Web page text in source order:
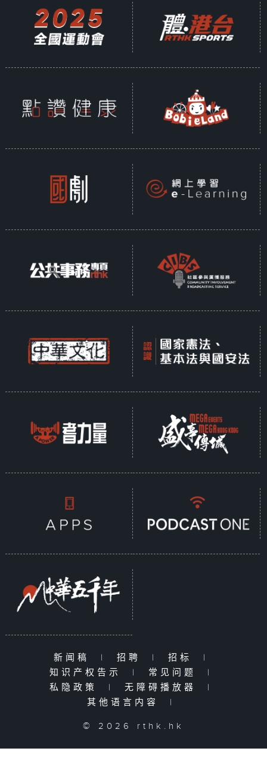
新闻稿 | 招聘 | 招标
|
知识产权告示
| 常见问题
|
私隐政策
| 无障碍播放器
|
其他语言内容
|
© 2026 rthk.hk